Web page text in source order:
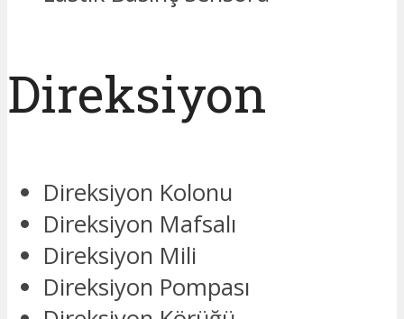
Direksiyon
Direksiyon Kolonu
Direksiyon Mafsalı
Direksiyon Mili
Direksiyon Pompası